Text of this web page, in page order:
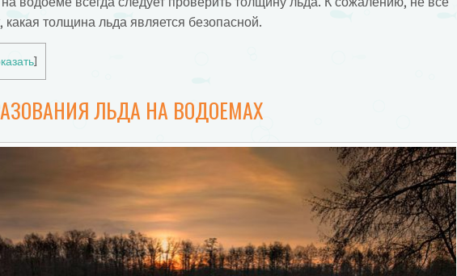
толщина льда является безопасной.
]
ЛЬДА НА ВОДОЕМАХ